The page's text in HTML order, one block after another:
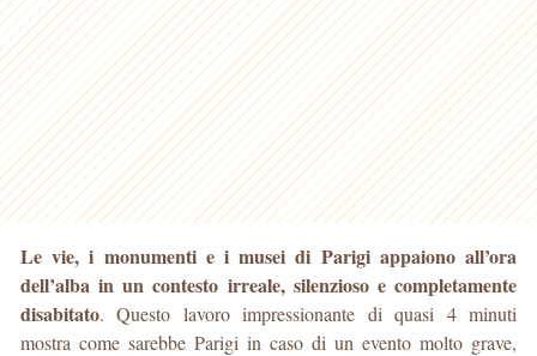
Le vie, i monumenti e i musei di Parigi appaiono all’ora
dell’alba in un contesto irreale, silenzioso e completamente
disabitato. Questo lavoro impressionante di quasi 4 minuti
mostra come sarebbe Parigi in caso di un evento molto grave,